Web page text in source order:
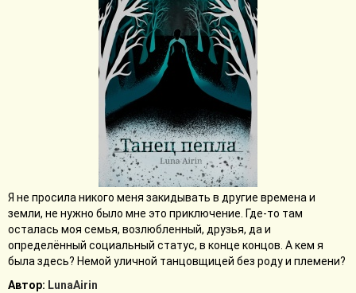
Я не просила никого меня закидывать в другие времена и
земли, не нужно было мне это приключение. Где-то там
осталась моя семья, возлюбленный, друзья, да и
определённый социальный статус, в конце концов. А кем я
была здесь? Немой уличной танцовщицей без роду и племени?
Автор: LunaAirin